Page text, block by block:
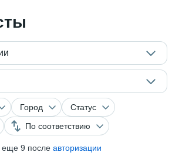
Город
Статус
По соответствию
9 после авторизации